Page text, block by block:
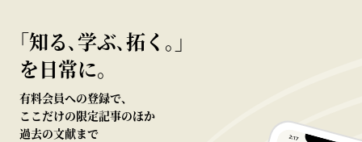
｢知る､学ぶ､拓く｡｣
を日常に。
有料会員への登録で、
ここだけの限定記事のほか
過去の文献まで